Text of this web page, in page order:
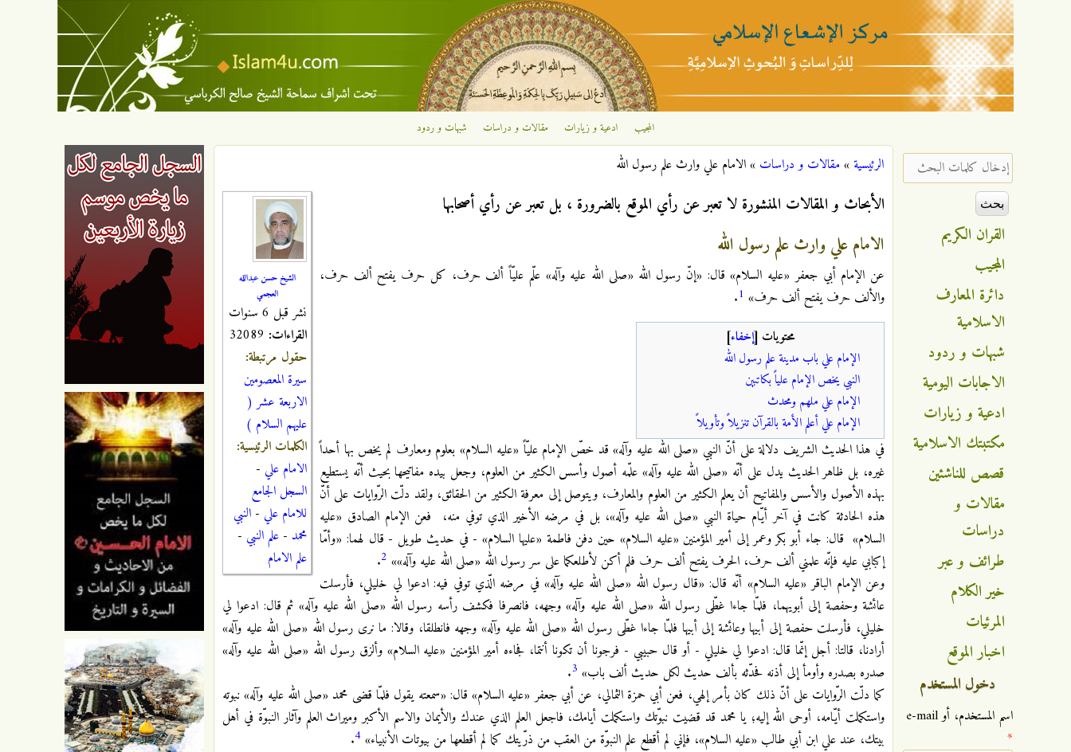
تجاوز إلى المحتوى الرئيسي
الإشعاع
الإسلامي
المجيب ادعية و زيارات مقالات و دراسات شبهات و ردود
أنت هنا
الرئيسية»مقالات و دراسات »الامام علي وارث علم رسول الله
الشيخ حسن عبدالله
العجمي
نشر قبل 6 سنوات
القراءات:
حقول مرتبطة:
سيرة المعصومين
الاربعة عشر (
عليهم السلام )
الكلمات الرئيسية:
الامام علي -
السجل الجامع
للامام علي - النبي
محمد - علم النبي -
علم الامام
الأبحاث و المقالات المنشورة لا تعبر عن رأي الموقع بالضرورة ، بل تعبر عن رأي أصحابها
الامام علي وارث علم رسول الله
عن الإمام أبي جعفر «عليه السلام» قال: «إنّ رسول الله «صلى الله عليه وآله» علّم عليّاً ألف حرف، كل حرف يفتح ألف حرف،
والألف حرف يفتح ألف حرف» 1
.
محتويات [إخفاء]
الإمام علي باب مدينة علم رسول الله
النبي يخص الإمام علياً بكاتبين
الإمام علي ملهم ومحدث
الإمام علي أعلم الأمة بالقرآن تنزيلاً وتأويلاً
في هذا الحديث الشريف دلالة على أنّ النبي «صلى الله عليه وآله» قد خصّ الإمام عليّاً «عليه السلام» بعلوم ومعارف لم يخص بها أحداً
غيره، بل ظاهر الحديث يدل على أنّه «صلى الله عليه وآله» علّمه أصول وأسس الكثير من العلوم، وجعل بيده مفاتيحها بحيث أنّه يستطيع
بهذه الأصول والأسس والمفاتيح أن يعلم الكثير من العلوم والمعارف، ويتوصل إلى معرفة الكثير من الحقائق، ولقد دلّت الرّوايات على أنّ
هذه الحادثة كانت في آخر أيّام حياة النبي «صلى الله عليه وآله»، بل في مرضه الأخير الذي توفي منه، فعن الإمام الصادق «عليه
السلام» قال: جاء أبو بكر وعمر إلى أمير المؤمنين «عليه السلام» حين دفن فاطمة «عليها السلام» - في حديث طويل - قال لهما: «وأمّا
إكبابي عليه فإنّه علمني ألف حرف، الحرف يفتح ألف حرف فلم أكن لأطلعكما على سر رسول الله «صلى الله عليه وآله»» 2
.
وعن الإمام الباقر «عليه السلام» أنّه قال: «قال رسول الله «صلى الله عليه وآله» في مرضه الّذي توفي فيه: ادعوا لي خليلي، فأرسلت
عائشة وحفصة إلى أبويهما، فلمّا جاءا غطّى رسول الله «صلى الله عليه وآله» وجهه، فانصرفا فكشف رأسه رسول الله «صلى الله عليه وآله» ثم قال: ادعوا لي
خليلي، فأرسلت حفصة إلى أبيها وعائشة إلى أبيها فلمّا جاءا غطّى رسول الله «صلى الله عليه وآله» وجهه فانطلقا، وقالا: ما نرى رسول الله «صلى الله عليه وآله»
أرادنا، قالتا: أجل إنّما قال: ادعوا لي خليلي - أو قال حبيبي - فرجونا أن تكونا أنتما، فجاءه أمير المؤمنين «عليه السلام» وألزق رسول الله «صلى الله عليه وآله»
صدره بصدره وأومأ إلى أذنه فحدّثه بألف حديث لكل حديث ألف باب» 3
.
كما دلّت الرّوايات على أنّ ذلك كان بأمر إلهي، فعن أبي حمزة الثمالي، عن أبي جعفر «عليه السلام» قال: «سمعته يقول فلمّا قضى محمد «صلى الله عليه وآله» نبوته
واستكملت أيّامه، أوحى الله إليه؛ يا محمد قد قضيت نبوّتك واستكملت أيامك، فاجعل العلم الذي عندك والأيمان والاسم الأكبر وميراث العلم وآثار النبوّة في أهل
بيتك، عند علي ابن أبي طالب «عليه السلام»، فإني لم أقطع علم النبوّة من العقب من ذرّيتك كما لم أقطعها من بيوتات الأنبياء» 4
.
‏إدخال كلمات البحث ‏
القران الكريم
المجيب
دائرة المعارف
الاسلامية
شبهات و ردود
الاجابات اليومية
ادعية و زيارات
مكتبتك الاسلامية
قصص للناشئين
مقالات و
دراسات
طرائف و عبر
خير الكلام
المرئيات
اخبار الموقع
دخول المستخدم
‏اسم المستخدم، أو e-mail
*